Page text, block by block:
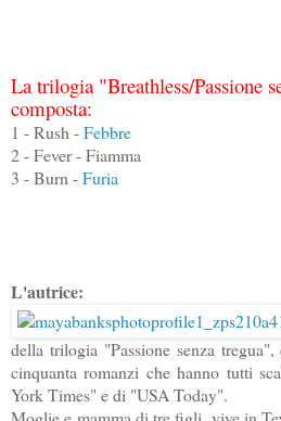
La trilogia "Breathless/Passione
composta:
1 - Rush -Febbre
2 - Fever - Fiamma
3 - Burn -Furia
L'autrice:
della trilogia "Passione senza
cinquanta romanzi che hanno tutti
York Times" e di "USA Today".